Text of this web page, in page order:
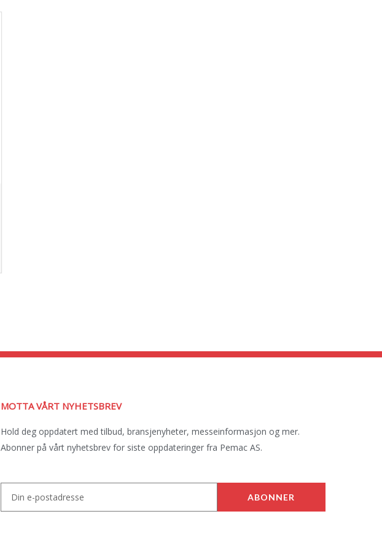
MOTTA VÅRT NYHETSBREV
Hold deg oppdatert med tilbud, bransjenyheter, messeinformasjon og mer.
Abonner på vårt nyhetsbrev for siste oppdateringer fra Pemac AS.
ABONNER